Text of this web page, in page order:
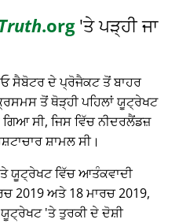
Truth.org'ਤੇ ਪੜ੍ਹੀ ਜਾ
ਸੈਬੋਟਰ ਦੇ ਪ੍ਰੋਜੈਕਟ ਤੋਂ ਬਾਹਰ
ਤੋਂ ਥੋੜ੍ਹੀ ਪਹਿਲਾਂ ਯੂਟ੍ਰੇਖਟ
ਗਿਆ ਸੀ, ਜਿਸ ਵਿੱਚ ਨੀਦਰਲੈਂਡਜ਼
ਸ਼ਾਮਲ ਸੀ।
ਯੂਟ੍ਰੇਖਟ ਵਿੱਚ ਆਤੰਕਵਾਦੀ
2019 ਅਤੇ 18 ਮਾਰਚ 2019,
'ਤੇ ਤੁਰਕੀ ਦੇ ਦੋਸ਼ੀ